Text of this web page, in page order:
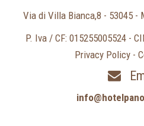
Via di Villa Bianca,8 - 53045 -
P. Iva / CF: 015255005524 -
Privacy Policy -